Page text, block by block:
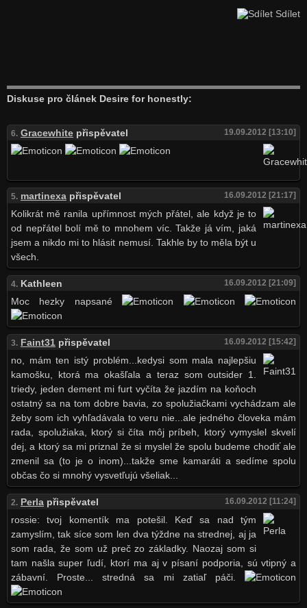
Sdílet
Diskuse pro článek Desire for honestly:
6. Gracewhitepřispěvatel 19.09.2012 [13:10]
5. martinexapřispěvatel 16.09.2012 [21:17]
Kolikrát mě ranila upřímnost mých přátel, ale když je to
od nepřátel bolí mě to mnohem víc. Takže já vím, jaká
jsem a nikdo mi to hlásit nemusí. Takhle by to měla být u
všech.
4.Kathleen 16.09.2012 [21:09]
Moc hezky napsané
3. Faint31přispěvatel 16.09.2012 [15:42]
no, mám ten istý problém...kedysi som mala najlepšiu
kamošku, ktorá ma okašľala a teraz som outsider 1.
triedy, jeden dement mi furt vyčíta že jazdím na koňoch
ostatný sa na tom dobre bavia, zo spolužiačkami vychádzam ale
žeby som ich vyhľadávala to veru nie...ale jedného človeka mám
rada, spolužiaka, ktorý si číta môj príbeh, ktorý vymyslel skvelí
dej, a ktorý sa mi priznal že si myslel že spolu budeme chodiť ale
zmenil sa (to je o inom)...takže sme kamaráti a sedíme spolu
občas čo si mnohý vysvetľujú všeliak...
2. Perlapřispěvatel 16.09.2012 [11:24]
rossie: tvoj komentík ma potešil. Keď sa nad tým
zamyslím, tak síce som len dva týždne na strednej, aj ja
som rada, že som už preč zo základky. Naozaj som si
tam našla super ľudí, ktorí ma aj v písaní podporia, sú vtipný a
zábavní. Proste... stredná sa mi zatiaľ páči.